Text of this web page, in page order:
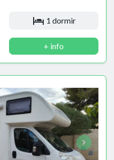
1 dormir
+ info